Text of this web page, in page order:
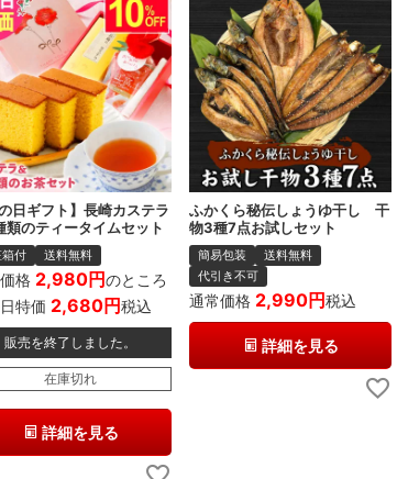
の日ギフト】長崎カステラ
類のティータイムセット
付 送料無料
格 2,980
のところ
特価 2,680 税込
販売を終了しました。
在庫切れ
詳細を見る
ふかくら秘伝しょうゆ干し 干
物3種7点お試しセット
簡易包装
送料無料
代引き不可
通常価格 2,990 税込
詳細を見る